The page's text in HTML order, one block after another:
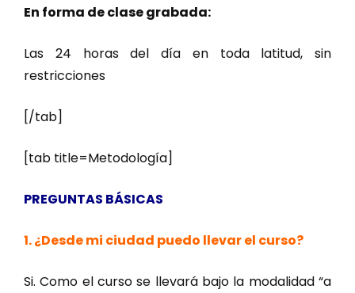
En forma de clase grabada:
Las 24 horas del día en toda latitud, sin
restricciones
[/tab]
[tab title=Metodología]
PREGUNTAS BÁSICAS
1. ¿Desde mi ciudad puedo llevar el curso?
Si. Como el curso se llevará bajo la modalidad “a